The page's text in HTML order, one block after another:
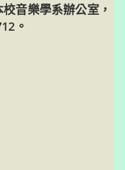
音樂學系辦公室，
。